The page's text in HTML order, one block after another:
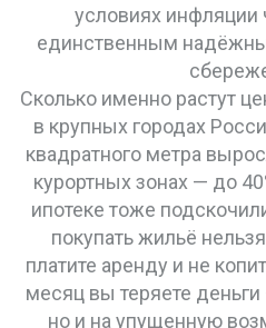
условиях инфляции
единственным
Сколько именно растут
в крупных городах
квадратного метра
курортных зонах — до
ипотеке тоже
покупать жильё
платите аренду и не
месяц вы теряете
но и на упущенную